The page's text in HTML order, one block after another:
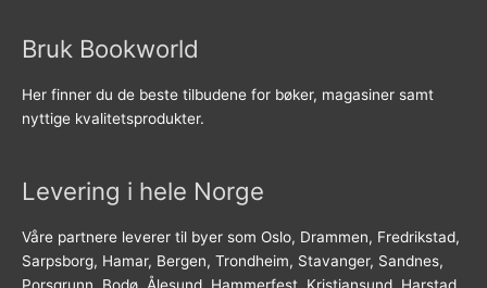
Bruk Bookworld
Her finner du de beste tilbudene for bøker, magasiner samt
nyttige kvalitetsprodukter.
Levering i hele Norge
Våre partnere leverer til byer som Oslo, Drammen, Fredrikstad,
Sarpsborg, Hamar, Bergen, Trondheim, Stavanger, Sandnes,